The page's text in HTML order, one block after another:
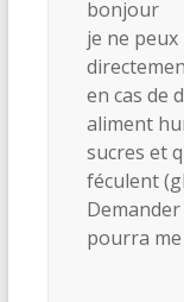
bonjour
je ne
en cas de
aliment
sucres et
féculent
pourra